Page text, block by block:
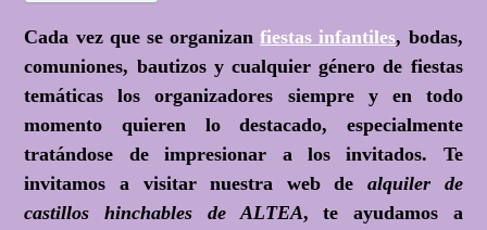
Cada vez que se organizanfiestas infantiles, bodas,
comuniones, bautizos y cualquier género de fiestas
temáticas los organizadores siempre y en todo
momento quieren lo destacado, especialmente
tratándose de impresionar a los invitados. Te
invitamos a visitar nuestra web de alquiler de
castillos hinchables de ALTEA, te ayudamos a